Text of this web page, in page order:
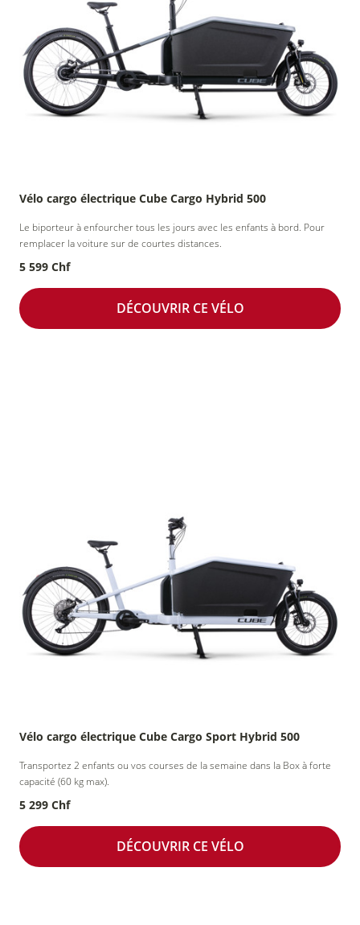
Vélo cargo électrique Cube Cargo Hybrid 500
Le biporteur à enfourcher tous les jours avec les enfants à bord. Pour
remplacer la voiture sur de courtes distances.
5 599 Chf
DÉCOUVRIR CE VÉLO
Vélo cargo électrique Cube Cargo Sport Hybrid 500
Transportez 2 enfants ou vos courses de la semaine dans la Box à forte
capacité (60 kg max).
5 299 Chf
DÉCOUVRIR CE VÉLO